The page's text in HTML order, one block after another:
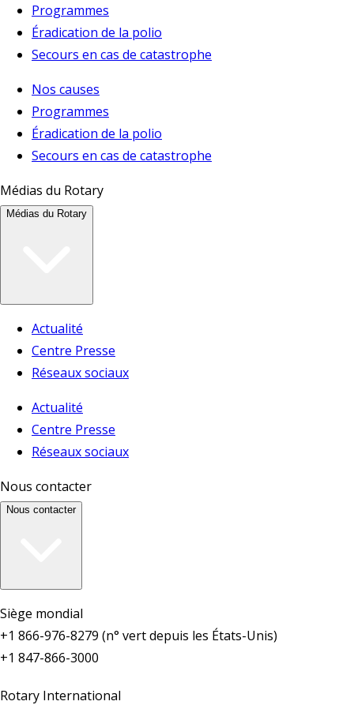
Programmes
Éradication de la polio
Secours en cas de catastrophe
Nos causes
Programmes
Éradication de la polio
Secours en cas de catastrophe
Médias du Rotary
Médias du Rotary
Actualité
Centre Presse
Réseaux sociaux
Actualité
Centre Presse
Réseaux sociaux
Nous contacter
Nous contacter
Siège mondial
+1 866-976-8279 (n° vert depuis les États-Unis)
+1 847-866-3000
Rotary International